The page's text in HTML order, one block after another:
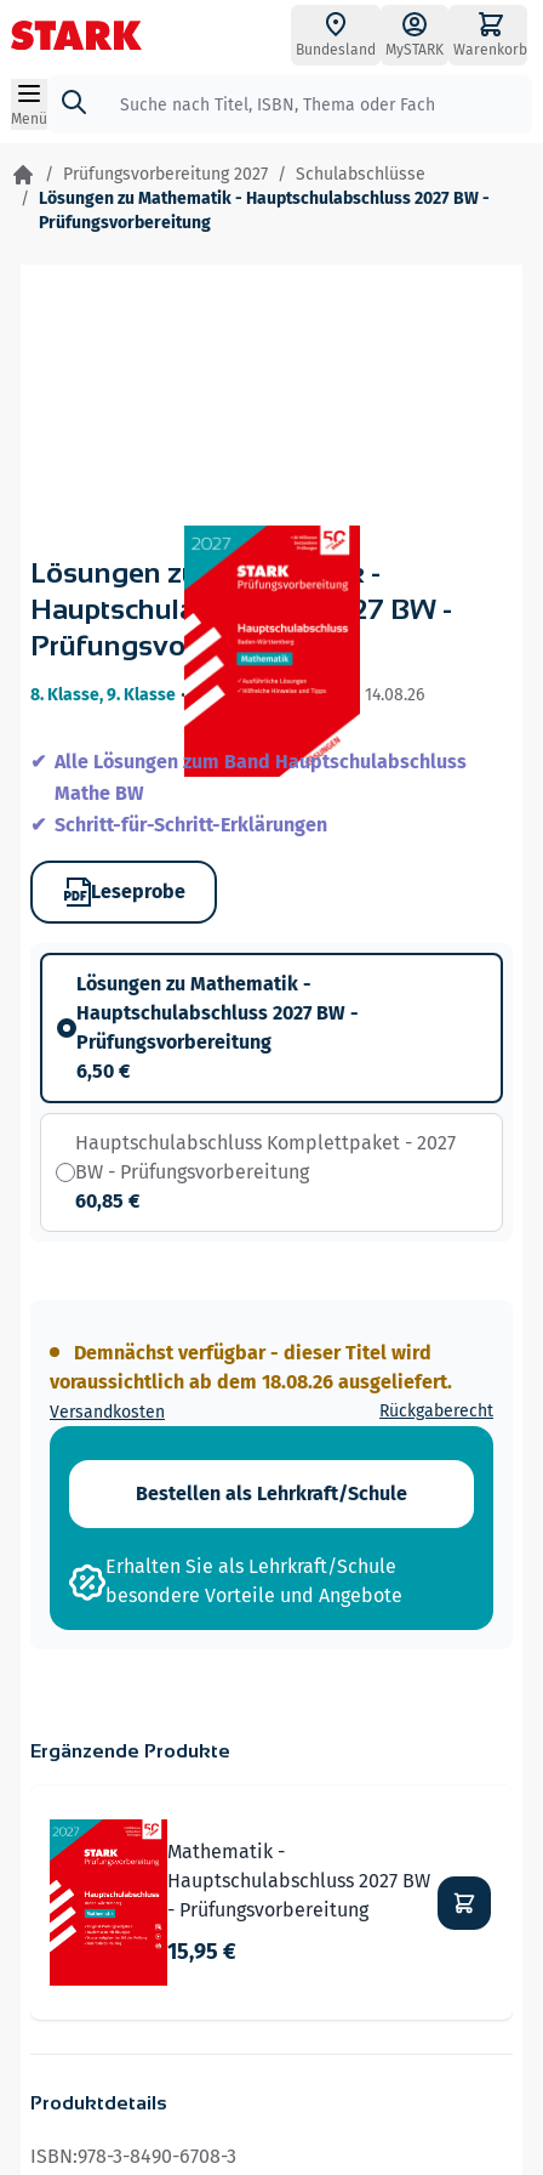
Zum Inhalt springen
Bundesland MySTARK Warenkorb
Menü
Suche
/ Prüfungsvorbereitung 2027 / Schulabschlüsse
/ Lösungen zu Mathematik - Hauptschulabschluss 2027 BW -
Prüfungsvorbereitung
Lösungen zu Mathematik -
Hauptschulabschluss 2027 BW -
Prüfungsvorbereitung
8. Klasse, 9. Klasse •20. ergänzte Auflage / 14.08.26
Alle Lösungen zum Band Hauptschulabschluss
Mathe BW
Schritt-für-Schritt-Erklärungen
Leseprobe
Lösungen zu Mathematik -
Hauptschulabschluss 2027 BW -
Prüfungsvorbereitung
6,50 €
Hauptschulabschluss Komplettpaket - 2027
BW - Prüfungsvorbereitung
60,85 €
Demnächst verfügbar - dieser Titel wird
voraussichtlich ab dem 18.08.26 ausgeliefert.
Versandkosten Rückgaberecht
Bestellen als Lehrkraft/Schule
Erhalten Sie als Lehrkraft/Schule
besondere Vorteile und Angebote
Ergänzende Produkte
Mathematik -
Hauptschulabschluss 2027 BW
- Prüfungsvorbereitung
15,95 €
Produktdetails
ISBN:978-3-8490-6708-3